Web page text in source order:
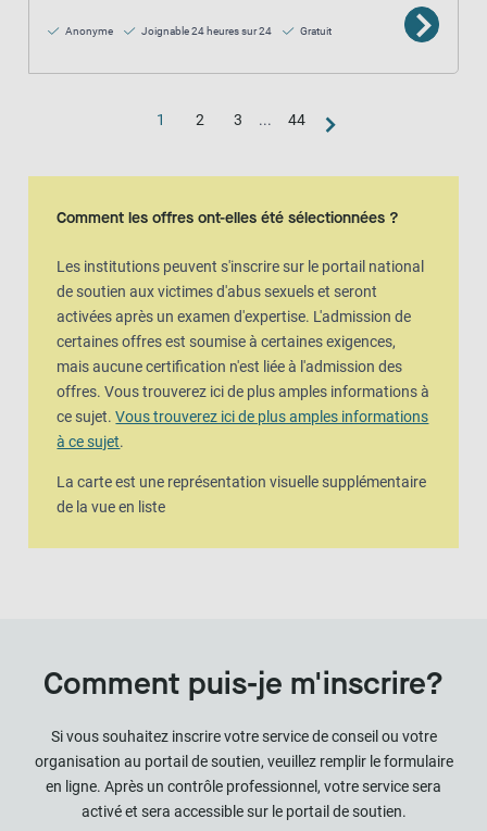
Anonyme Joignable 24 heures sur 24 Gratuit
1 2 3 ... 44
Vue de la carte
Comment les offres ont-elles été sélectionnées ?
Les institutions peuvent s'inscrire sur le portail national
de soutien aux victimes d'abus sexuels et seront
activées après un examen d'expertise. L'admission de
certaines offres est soumise à certaines exigences,
mais aucune certification n'est liée à l'admission des
offres. Vous trouverez ici de plus amples informations à
ce sujet.Vous trouverez ici de plus amples informations
à ce sujet.
La carte est une représentation visuelle supplémentaire
de la vue en liste
Comment puis-je m'inscrire?
Si vous souhaitez inscrire votre service de conseil ou votre
organisation au portail de soutien, veuillez remplir le formulaire
en ligne. Après un contrôle professionnel, votre service sera
activé et sera accessible sur le portail de soutien.